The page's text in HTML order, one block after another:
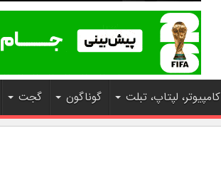
کامپیوتر، لپتاپ، تبلت گوناگون گجت